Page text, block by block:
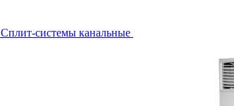
Сплит-системы канальные